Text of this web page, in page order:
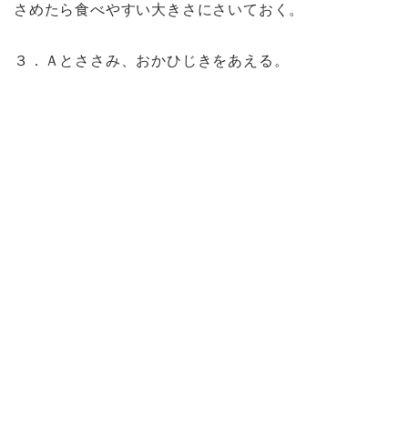
さめたら食べやすい大きさにさいておく。
３．Ａとささみ、おかひじきをあえる。